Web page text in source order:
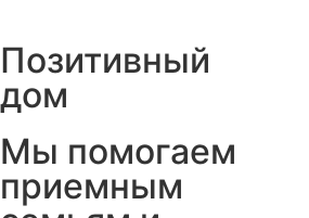
Позитивный
дом
Мы помогаем
приемным